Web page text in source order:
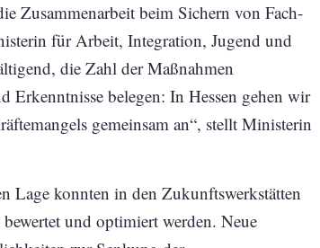
Zusammenarbeit beim Sichern von Fach-
für Arbeit, Integration, Jugend und
die Zahl der Maßnahmen
Erkenntnisse belegen: In Hessen gehen wir
gemeinsam an“, stellt Ministerin
Lage konnten in den Zukunftswerkstätten
bewertet und optimiert werden. Neue